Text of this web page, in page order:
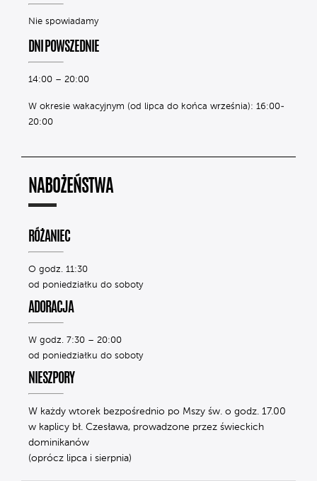
Nie spowiadamy
DNI POWSZEDNIE
14:00 – 20:00
W okresie wakacyjnym (od lipca do końca września): 16:00-
20:00
NABOŻEŃSTWA
RÓŻANIEC
O godz. 11:30
od poniedziałku do soboty
ADORACJA
W godz. 7:30 – 20:00
od poniedziałku do soboty
NIESZPORY
W każdy wtorek bezpośrednio po Mszy św. o godz. 17.00
w kaplicy bł. Czesława, prowadzone przez świeckich
dominikanów
(oprócz lipca i sierpnia)